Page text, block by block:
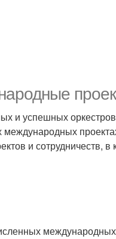
и успешных
и сотрудничеств, в